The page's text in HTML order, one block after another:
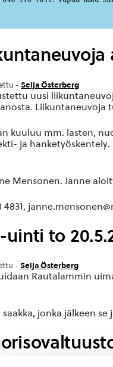
- Seija Österberg
uusi
Liikuntaneuvoja
kuuluu mm. lasten,
ja
Mensonen. Janne
to
- Seija Österberg
Rautalammin
jonka jälkeen